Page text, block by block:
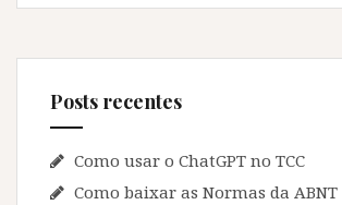
Posts recentes
Como usar o ChatGPT no TCC
Como baixar as Normas da ABNT